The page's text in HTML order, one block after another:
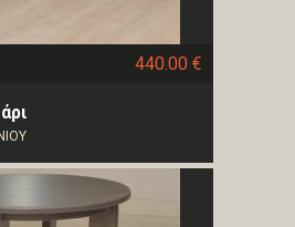
440.00 €